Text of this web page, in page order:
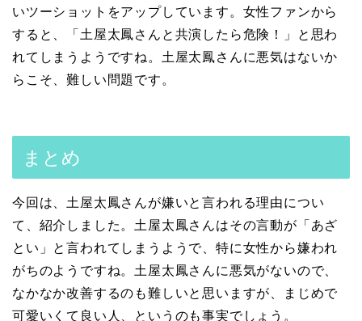
いツーショットをアップしています。女性ファンから
すると、「土屋太鳳さんと共演したら危険！」と思わ
れてしまうようですね。土屋太鳳さんに悪気はないか
らこそ、難しい問題です。
まとめ
今回は、土屋太鳳さんが嫌いと言われる理由につい
て、紹介しました。土屋太鳳さんはその言動が「あざ
とい」と言われてしまうようで、特に女性から嫌われ
がちのようですね。土屋太鳳さんに悪気がないので、
なかなか改善するのも難しいと思いますが、まじめで
可愛いくて良い人、というのも事実でしょう。